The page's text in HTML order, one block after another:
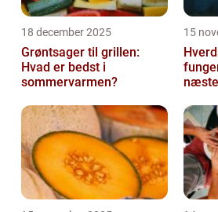
18 december 2025
Grøntsager til grillen:
Hvad er bedst i
sommervarmen?
15